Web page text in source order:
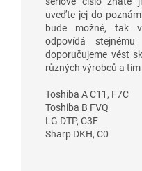
uveďte jej do
bude možné, tak
odpovídá
doporučujeme vést
různých výrobců a
Toshiba A C11, F7C
Toshiba B FVQ
LG DTP, C3F
Sharp DKH, C0